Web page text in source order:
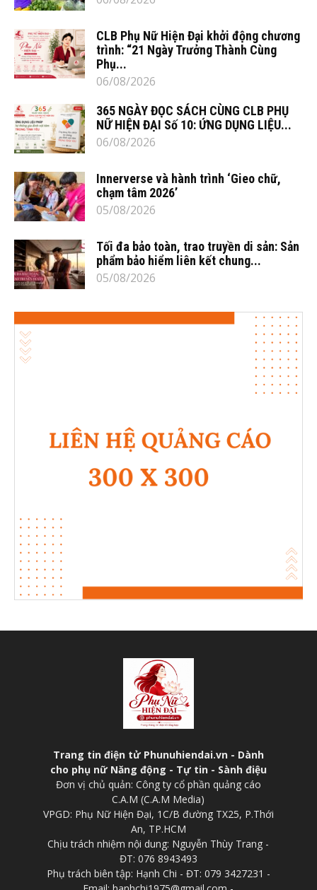
CLB Phụ Nữ Hiện Đại khởi động chương
trình: “21 Ngày Trưởng Thành Cùng
Phụ...
06/08/2026
365 NGÀY ĐỌC SÁCH CÙNG CLB PHỤ
NỮ HIỆN ĐẠI Số 10: ỨNG DỤNG LIỆU...
06/08/2026
Innerverse và hành trình ‘Gieo chữ,
chạm tâm 2026’
05/08/2026
Tối đa bảo toàn, trao truyền di sản: Sản
phẩm bảo hiểm liên kết chung...
05/08/2026
Trang tin điện tử Phunuhiendai.vn - Dành
cho phụ nữ Năng động - Tự tin - Sành điệu
Đơn vị chủ quản: Công ty cổ phần quảng cáo
C.A.M (C.A.M Media)
VPGD: Phụ Nữ Hiện Đại, 1C/B đường TX25, P.Thới
An, TP.HCM
Chịu trách nhiệm nội dung: Nguyễn Thùy Trang -
ĐT: 076 8943493
Phụ trách biên tập: Hạnh Chi - ĐT: 079 3427231 -